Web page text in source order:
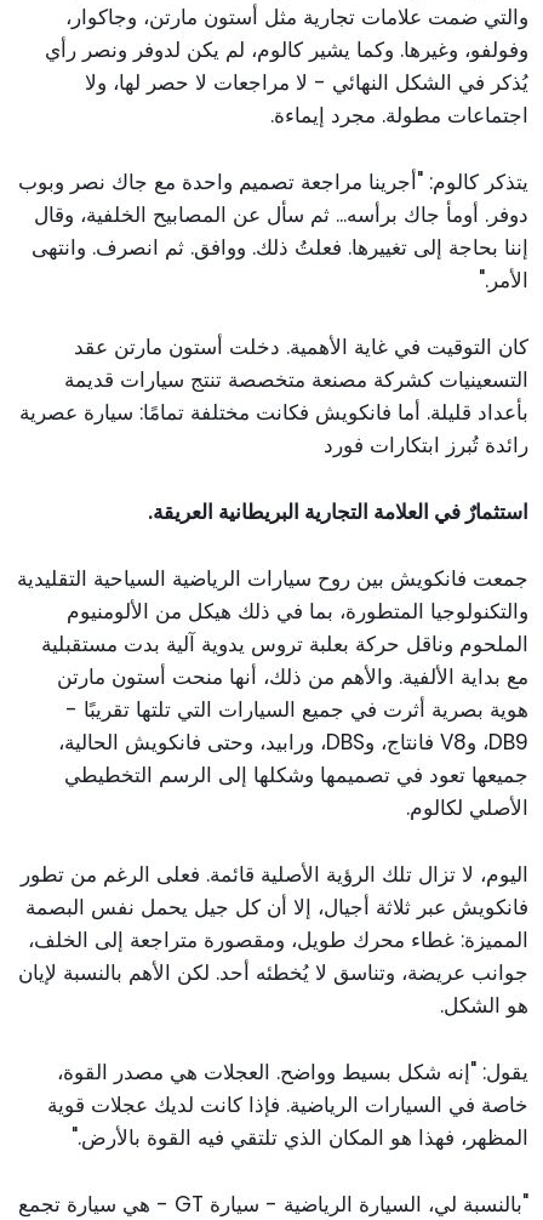
والتي ضمت علامات تجارية مثل أستون مارتن، وجاكوار،
وفولفو، وغيرها. وكما يشير كالوم، لم يكن لدوفر ونصر رأي
يُذكر في الشكل النهائي - لا مراجعات لا حصر لها، ولا
اجتماعات مطولة. مجرد إيماءة.
يتذكر كالوم: "أجرينا مراجعة تصميم واحدة مع جاك نصر وبوب
دوفر. أومأ جاك برأسه... ثم سأل عن المصابيح الخلفية، وقال
إننا بحاجة إلى تغييرها. فعلتُ ذلك. ووافق. ثم انصرف. وانتهى
الأمر."
كان التوقيت في غاية الأهمية. دخلت أستون مارتن عقد
التسعينيات كشركة مصنعة متخصصة تنتج سيارات قديمة
بأعداد قليلة. أما فانكويش فكانت مختلفة تمامًا: سيارة عصرية
رائدة تُبرز ابتكارات فورد
استثمارٌ في العلامة التجارية البريطانية العريقة.
جمعت فانكويش بين روح سيارات الرياضية السياحية التقليدية
والتكنولوجيا المتطورة، بما في ذلك هيكل من الألومنيوم
الملحوم وناقل حركة بعلبة تروس يدوية آلية بدت مستقبلية
مع بداية الألفية. والأهم من ذلك، أنها منحت أستون مارتن
هوية بصرية أثرت في جميع السيارات التي تلتها تقريبًا -
DB9، وV8 فانتاج، وDBS، ورابيد، وحتى فانكويش الحالية،
جميعها تعود في تصميمها وشكلها إلى الرسم التخطيطي
الأصلي لكالوم.
اليوم، لا تزال تلك الرؤية الأصلية قائمة. فعلى الرغم من تطور
فانكويش عبر ثلاثة أجيال، إلا أن كل جيل يحمل نفس البصمة
المميزة: غطاء محرك طويل، ومقصورة متراجعة إلى الخلف،
جوانب عريضة، وتناسق لا يُخطئه أحد. لكن الأهم بالنسبة لإيان
هو الشكل.
يقول: "إنه شكل بسيط وواضح. العجلات هي مصدر القوة،
خاصة في السيارات الرياضية. فإذا كانت لديك عجلات قوية
المظهر، فهذا هو المكان الذي تلتقي فيه القوة بالأرض."
"بالنسبة لي، السيارة الرياضية - سيارة GT - هي سيارة تجمع